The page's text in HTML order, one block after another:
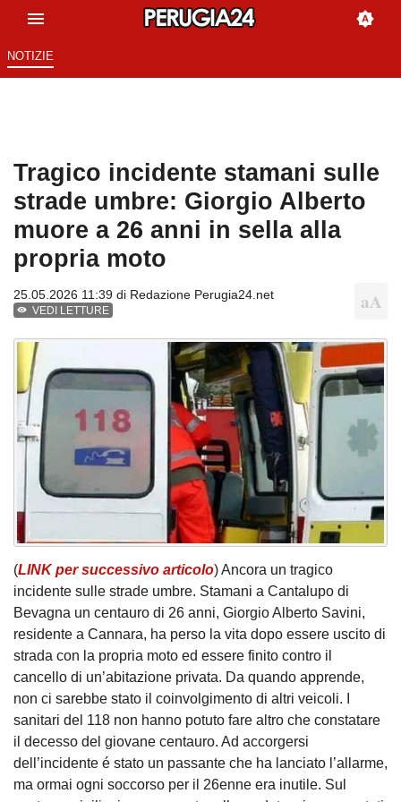
NOTIZIE
Tragico incidente stamani sulle
strade umbre: Giorgio Alberto
muore a 26 anni in sella alla
propria moto
25.05.2026 11:39 di Redazione Perugia24.net
VEDI LETTURE
(LINK per successivo articolo) Ancora un tragico
incidente sulle strade umbre. Stamani a Cantalupo di
Bevagna un centauro di 26 anni, Giorgio Alberto Savini,
residente a Cannara, ha perso la vita dopo essere uscito di
strada con la propria moto ed essere finito contro il
cancello di un’abitazione privata. Da quando apprende,
non ci sarebbe stato il coinvolgimento di altri veicoli. I
sanitari del 118 non hanno potuto fare altro che constatare
il decesso del giovane centauro. Ad accorgersi
dell’incidente é stato un passante che ha lanciato l’allarme,
ma ormai ogni soccorso per il 26enne era inutile. Sul